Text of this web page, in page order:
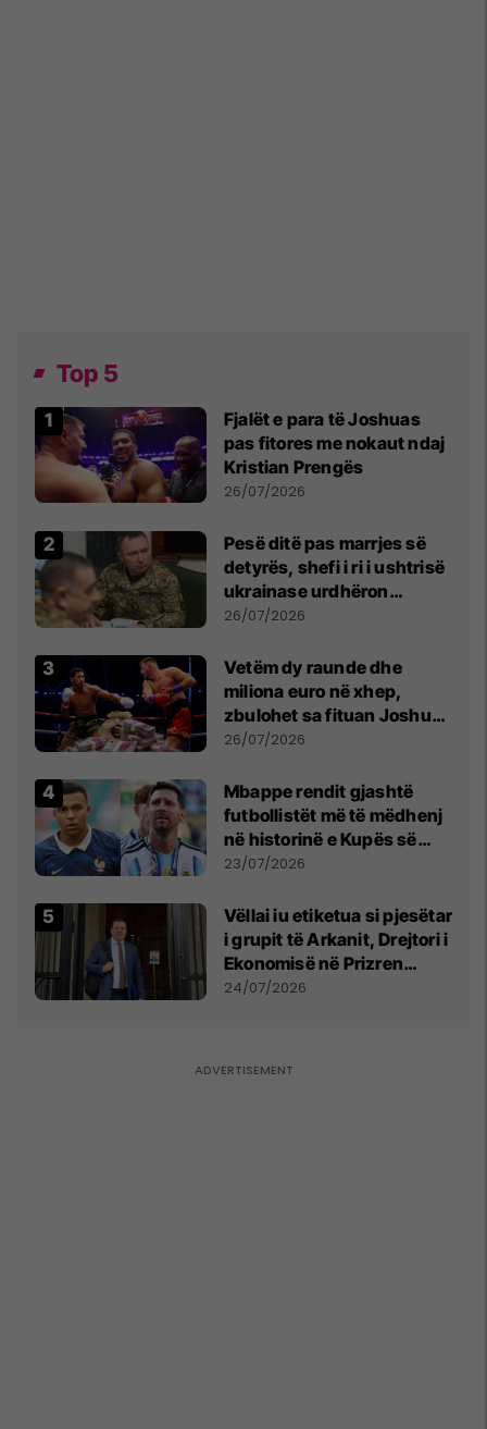
Top 5
Fjalët e para të Joshuas
pas fitores me nokaut ndaj
Kristian Prengës
26/07/2026
Pesë ditë pas marrjes së
detyrës, shefi i ri i ushtrisë
ukrainase urdhëron
kontroll të madh
26/07/2026
Vetëm dy raunde dhe
miliona euro në xhep,
zbulohet sa fituan Joshua
e Prenga
26/07/2026
Mbappe rendit gjashtë
futbollistët më të mëdhenj
në historinë e Kupës së
Botës, Messi mbetet i dyti
23/07/2026
Vëllai iu etiketua si pjesëtar
i grupit të Arkanit, Drejtori i
Ekonomisë në Prizren
mohon pretendimet
24/07/2026